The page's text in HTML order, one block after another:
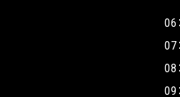
06
07
08
09